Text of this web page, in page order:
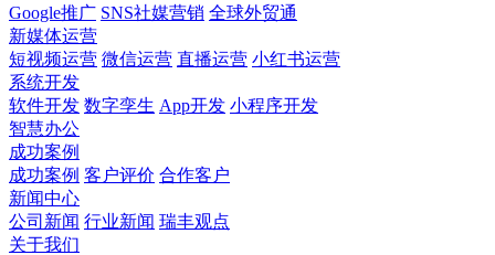
Google推广 SNS社媒营销 全球外贸通
新媒体运营
短视频运营 微信运营 直播运营 小红书运营
系统开发
软件开发 数字孪生 App开发 小程序开发
智慧办公
成功案例
成功案例 客户评价 合作客户
新闻中心
公司新闻 行业新闻 瑞丰观点
关于我们